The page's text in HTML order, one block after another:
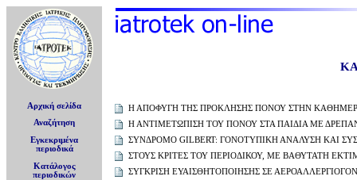
Αρχική σελίδα
Αναζήτηση
Εγκεκριμένα
περιοδικά
Κατάλογος
περιοδικών
Η ΑΠΟΦΥΓΗ ΤΗΣ ΠΡΟΚΛΗΣΗΣ ΠΟΝΟΥ ΣΤΗΝ
Η ΑΝΤΙΜΕΤΩΠΙΣΗ ΤΟΥ ΠΟΝΟΥ ΣΤΑ ΠΑΙΔΙΑ ΜΕ
ΣΥΝΔΡΟΜΟ GILBERT: ΓΟΝΟΤΥΠΙΚΗ ΑΝΑΛΥΣΗ ΚΑΙ
ΣΤΟΥΣ ΚΡΙΤΕΣ ΤΟΥ ΠΕΡΙΟΔΙΚΟΥ, ΜΕ ΒΑΘΥΤΑΤΗ
ΣΥΓΚΡΙΣΗ ΕΥΑΙΣΘΗΤΟΠΟΙΗΣΗΣ ΣΕ